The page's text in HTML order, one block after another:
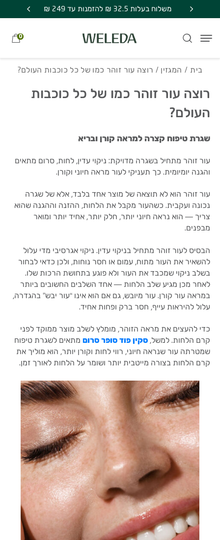
Skip to Content
משלוח בעלות 32.5 ₪ להזמנות עד 249 ₪
0
בית / המגזין / רוצה עור זוהר כמו של כל כוכבות העולם?
רוצה עור זוהר כמו של כל כוכבות
העולם?
שגרת טיפוח קצרה למראה קורן ובריא
עור זוהר מתחיל בשגרה מדויקת: ניקוי עדין, לחות, סרום מתאים
והגנה יומיומית. כך תעניקי לעור מראה חיוני וקורן.
עור זוהר הוא לא תוצאה של מוצר אחד בלבד, אלא של שגרה
נכונה ועקבית. כשהעור מקבל את הלחות, ההזנה וההגנה שהוא
צריך — הוא נראה חיוני יותר, חלק יותר, אחיד יותר ומואר
מבפנים.
הבסיס לעור זוהר מתחיל בניקוי עדין. ניקוי אגרסיבי מדי עלול
להשאיר את העור מתוח, עמום או חסר נוחות, ולכן כדאי לבחור
בשלב ניקוי שמכבד את העור ולא פוגע בתחושת הרכות שלו.
לאחר מכן מגיע שלב הלחות — אחד השלבים החשובים ביותר
במראה עור קורן. עור מיובש, גם אם הוא אינו “עור יבש” בהגדרה,
עלול להיראות עייף, חסר ברק ופחות אחיד.
כדי להעצים את מראה הזוהר, מומלץ לשלב מוצר ממוקד לפני
קרם הלחות. למשל, סקין פוד סופר סרוםמתאים לשגרת טיפוח
שמטרתה עור שנראה חיוני, רווי לחות וקורן יותר, הוא מוליך את
קרם הלחות בצורה מייטבית יותר ושומר על הלחות לאורך זמן.
בחזרה למעלה